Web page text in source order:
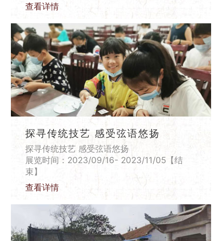
查看详情
探寻传统技艺 感受弦语悠扬
探寻传统技艺 感受弦语悠扬
展览时间：2023/09/16- 2023/11/05【结
束】
查看详情